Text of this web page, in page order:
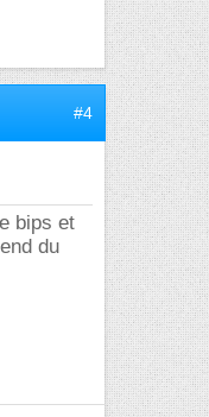
#4
bips et
du